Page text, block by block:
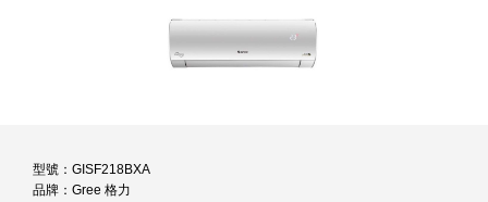
型號：GISF218BXA
品牌：Gree 格力